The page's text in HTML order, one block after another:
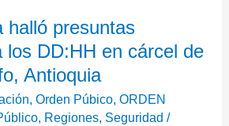
halló presuntas
los DD:HH en cárcel de
Antioquia
,Orden Púbico,ORDEN
, Regiones, Seguridad /